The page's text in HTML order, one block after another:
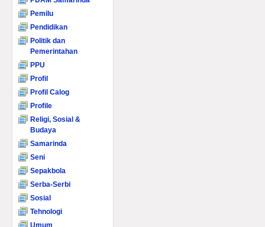
Pemilu
Pendidikan
Politik dan
Pemerintahan
PPU
Profil
Profil Calog
Profile
Religi, Sosial &
Budaya
Samarinda
Seni
Sepakbola
Serba-Serbi
Sosial
Tehnologi
Umum